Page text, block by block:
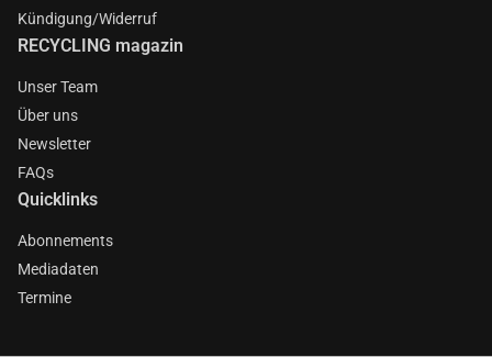
Kündigung/Widerruf
RECYCLING magazin
Unser Team
Über uns
Newsletter
FAQs
Quicklinks
Abonnements
Mediadaten
Termine